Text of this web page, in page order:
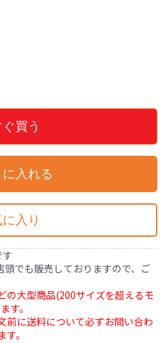
買う
入れる
入り
でも販売しておりますので、ご
大型商品(200サイズを超えるモ
す。
前に送料について必ずお問い合わ
。